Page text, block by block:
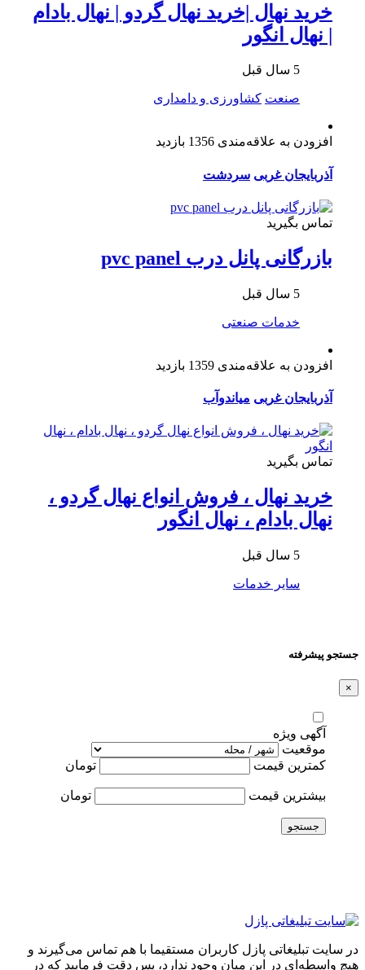
خرید نهال |خرید نهال گردو | نهال بادام
| نهال انگور
5 سال قبل
صنعت کشاورزی و دامداری
افزودن به علاقه‌مندی 1356 بازدید
آذربایجان غربی سردشت
تماس بگیرید
بازرگانی پانل درب pvc panel
5 سال قبل
خدمات صنعتی
افزودن به علاقه‌مندی 1359 بازدید
آذربایجان غربی میاندوآب
تماس بگیرید
خرید نهال ، فروش انواع نهال گردو ،
نهال بادام ، نهال انگور
5 سال قبل
سایر خدمات
جستجو پیشرفته
×
آگهی ویژه
موقعیت
کمترین قیمت
تومان
بیشترین قیمت تومان
جستجو
در سایت تبلیغاتی پازل کاربران مستقیما با هم تماس می‌گیرند و
هیچ واسطه‌ای در این میان وجود ندارد، پس دقت فرمایید که در